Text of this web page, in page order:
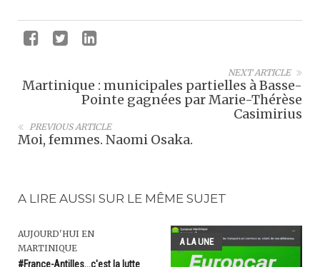
NEXT ARTICLE
Martinique : municipales partielles à Basse-
Pointe gagnées par Marie-Thérèse
Casimirius
PREVIOUS ARTICLE
Moi, femmes. Naomi Osaka.
A LIRE AUSSI SUR LE MÊME SUJET
AUJOURD'HUI EN
MARTINIQUE
#France-Antilles...c'est la lutte
A LA UNE